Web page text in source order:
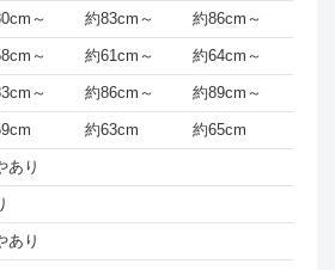
～ 約83cm～ 約86cm～
～ 約61cm～ 約64cm～
～ 約86cm～ 約89cm～
約63cm 約65cm
あり
あり